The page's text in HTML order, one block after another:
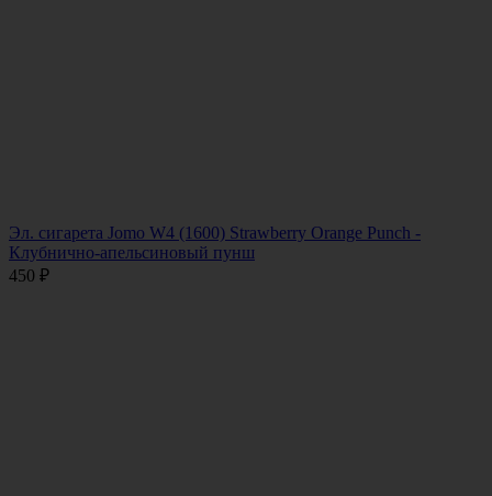
Эл. сигарета Jomo W4 (1600) Strawberry Orange Punch -
Клубнично-апельсиновый пунш
450 ₽